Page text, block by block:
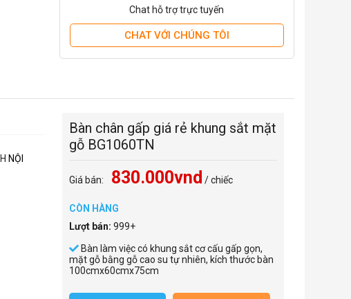
Chat hỗ trợ trực tuyến
CHAT VỚI CHÚNG TÔI
NỘI
Bàn chân gấp giá rẻ khung sắt mặt
gỗ BG1060TN
Giá bán: 830.000vnd / chiếc
CÒN HÀNG
Lượt bán: 999+
Bàn làm việc có khung sắt cơ cấu gấp gọn,
mặt gỗ bằng gỗ cao su tự nhiên, kích thước bàn
100cmx60cmx75cm